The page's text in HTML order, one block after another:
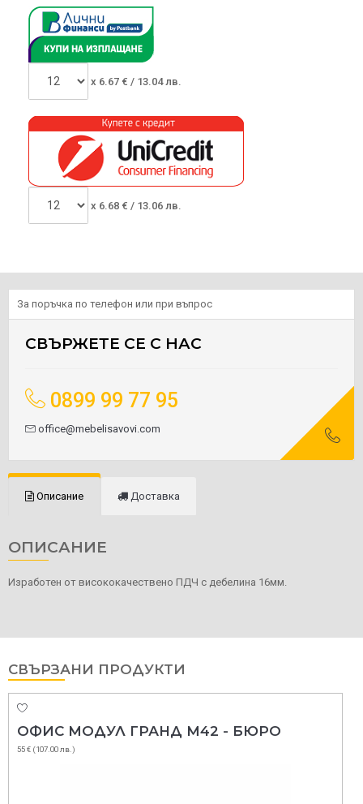
x 6.67 € / 13.04 лв.
x 6.68 € / 13.06 лв.
За поръчка по телефон или при въпрос
СВЪРЖЕТЕ СЕ С НАС
0899 99 77 95
office@mebelisavovi.com
Описание Доставка
ОПИСАНИЕ
Изработен от висококачествено ПДЧ с дебелина 16мм.
СВЪРЗАНИ ПРОДУКТИ
ОФИС МОДУЛ ГРАНД М42 - БЮРО
55 € (107.00 лв.)